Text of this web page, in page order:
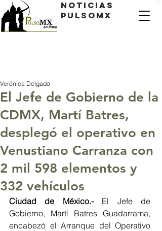
Noticias
PulsoMX
El Jefe de Gobierno de la
CDMX, Martí Batres,
desplegó el operativo en
Venustiano Carranza con
2 mil 598 elementos y
332 vehículos
Verónica Delgado
Ciudad de México.- El Jefe de
Gobierno, Martí Batres Guadarrama,
encabezó el Arranque del Operativo